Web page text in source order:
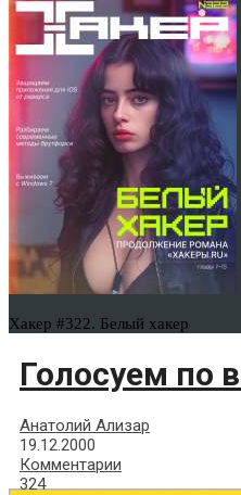
Хакер #322. Белый хакер
Голосуем по
Анатолий Ализар
19.12.2000
Комментарии
324